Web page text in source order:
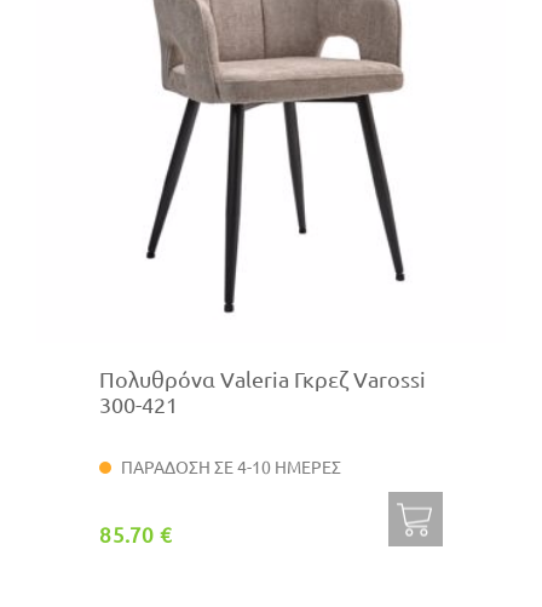
Πολυθρόνα Valeria Γκρεζ Varossi
300-421
ΠΑΡΑΔΟΣΗ ΣΕ 4-10 ΗΜΕΡΕΣ
85.70 €